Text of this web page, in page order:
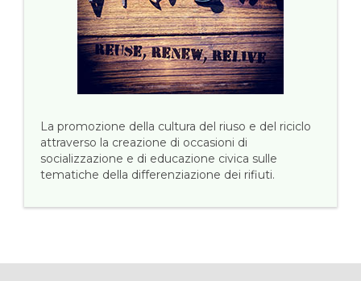
La promozione della cultura del riuso e del riciclo
attraverso la creazione di occasioni di
socializzazione e di educazione civica sulle
tematiche della differenziazione dei rifiuti.